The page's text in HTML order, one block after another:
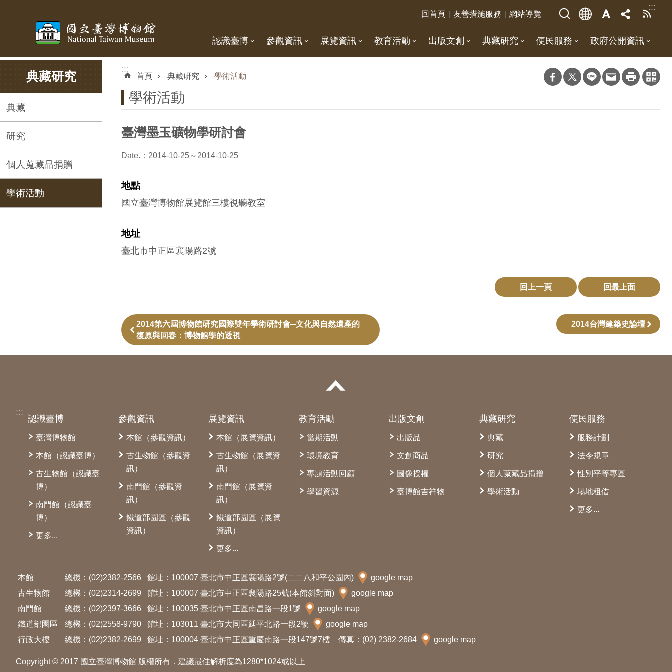
:::
回首頁 友善措施服務 網站導覽
認識臺博 參觀資訊 展覽資訊 教育活動 出版文創 典藏研究 便民服務 政府公開資訊
典藏研究
典藏
研究
個人蒐藏品捐贈
學術活動
:::
首頁 典藏研究 學術活動
學術活動
臺灣墨玉礦物學研討會
Date.：2014-10-25～2014-10-25
地點
國立臺灣博物館展覽館三樓視聽教室
地址
臺北市中正區襄陽路2號
回上一頁 回最上面
2014第六屆博物館研究國際雙年學術研討會─文化與自然遺產的
復原與回春：博物館學的透視
2014台灣建築史論壇
:::
認識臺博
臺灣博物館
本館（認識臺博）
古生物館（認識臺
博）
南門館（認識臺
博）
更多...
參觀資訊
本館（參觀資訊）
古生物館（參觀資
訊）
南門館（參觀資
訊）
鐵道部園區（參觀
資訊）
展覽資訊
本館（展覽資訊）
古生物館（展覽資
訊）
南門館（展覽資
訊）
鐵道部園區（展覽
資訊）
更多...
教育活動
當期活動
環境教育
專題活動回顧
學習資源
出版文創
出版品
文創商品
圖像授權
臺博館吉祥物
典藏研究
典藏
研究
個人蒐藏品捐贈
學術活動
便民服務
服務計劃
法令規章
性別平等專區
場地租借
更多...
本館 總機：(02)2382-2566 館址：100007 臺北市中正區襄陽路2號(二二八和平公園內)
google map
古生物館
總機：(02)2314-2699 館址：100007 臺北市中正區襄陽路25號(本館斜對面)
google map
南門館
總機：(02)2397-3666 館址：100035 臺北市中正區南昌路一段1號
google map
鐵道部園區
總機：(02)2558-9790 館址：103011 臺北市大同區延平北路一段2號
google map
行政大樓
總機：(02)2382-2699 館址：100004 臺北市中正區重慶南路一段147號7樓 傳真：(02) 2382-2684 google map
Copyright © 2017 國立臺灣博物館 版權所有．建議最佳解析度為1280*1024或以上